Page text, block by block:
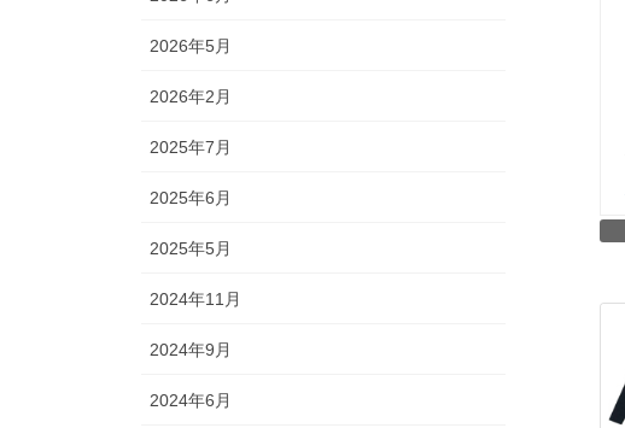
2026年5月
2026年2月
2025年7月
2025年6月
2025年5月
2024年11月
2024年9月
2024年6月